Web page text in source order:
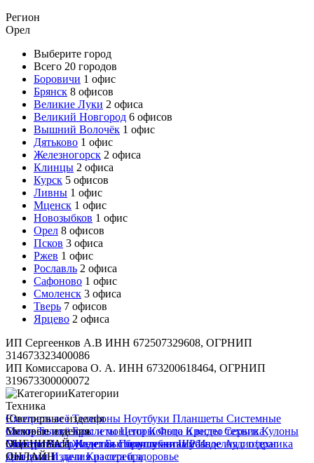
Регион
Орел
Выберите город
Всего 20 городов
Боровичи 1 офис
Брянск 8 офисов
Великие Луки 2 офиса
Великий Новгород 6 офисов
Вышний Волочёк 1 офис
Дятьково 1 офис
Железногорск 2 офиса
Клинцы 2 офиса
Курск 5 офисов
Ливны 1 офис
Мценск 1 офис
Новозыбков 1 офис
Орел 8 офисов
Псков 3 офиса
Ржев 1 офис
Рославль 2 офиса
Сафоново 1 офис
Смоленск 3 офиса
Тверь 7 офисов
Ярцево 2 офиса
ИП Сергеенков А.В ИНН 672507329608, ОГРНИП
314673323400086
ИП Комиссарова О. А. ИНН 673200618464, ОГРНИП
319673300000072
Категории
Техника
Смотреть всёТелефоны Ноутбуки Планшеты Системные
блокиТелевизоры и мониторыФото и видео техника
ЭлектроинструментБытовая техникаРазноеАудиотехника
Для дома и дачиКрасота и здоровье
Ювелирные изделия
Смотреть всёБраслетыЦепиКольца КрестыСерьгиКулоны
МонетыЧасыИзделия с бриллиантамиИзделия с п/драг
камнямиИзделия из серебра
Меховые изделия
Смотреть всёЖилеткиПолушубкиШубы
ОЦЕНИВАЙ
ОНЛАЙН